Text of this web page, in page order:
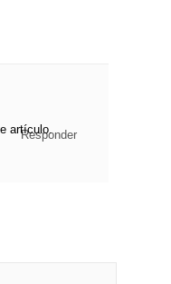
artículo.
Responder